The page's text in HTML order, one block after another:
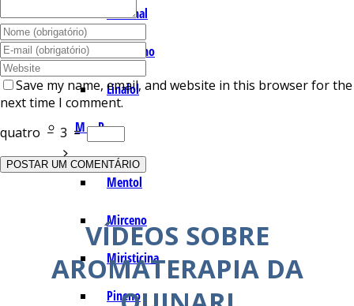
Lemonal
Limoneno
Linalol
M – P
Mentol
Mirceno
Miristicina
Pineno
Save my name, email, and website in this browser for the
next time I comment.
quatro − 3 =
VÍDEOS SOBRE
AROMATERAPIA DA